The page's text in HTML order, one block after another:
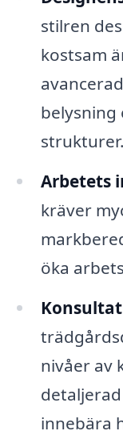
stilren
kostsam
belysning
strukturer.
Arbetets
kräver
öka
nivåer av
innebära